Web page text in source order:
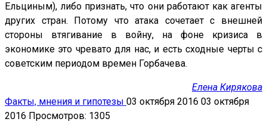
Ельциным), либо признать, что они работают как агенты
других стран. Потому что атака сочетает с внешней
стороны втягивание в войну, на фоне кризиса в
экономике это чревато для нас, и есть сходные черты с
советским периодом времен Горбачева.
Елена Кирякова
Факты, мнения и гипотезы 03 октября 2016 03 октября
2016 Просмотров: 1305